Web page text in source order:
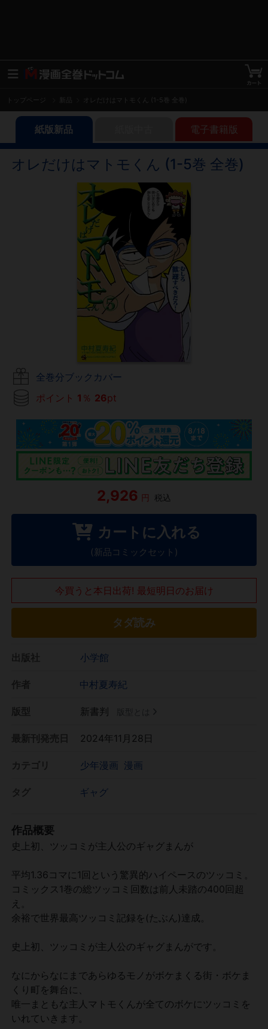
トップページ オレだけはマトモくん (1-5巻 全巻)
紙版新品 電子書籍版
オレだけはマトモくん (1-5巻 全巻)
全巻分ブックカバー
ポイント 1 ％ 26pt
2,926 円 税込
カートに入れる
(新品コミックセット)
今買うと本日出荷! 最短明日のお届け
タダ読み
小学館
中村夏寿紀
新書判
2024年11月28日
少年漫画 漫画
ギャグ
作品概要
史上初、ツッコミが主人公のギャグまんが
平均1.36コマに1回という驚異的ハイペースのツッコミ。
コミックス1巻の総ツッコミ回数は前人未踏の400回超
え。
余裕で世界最高ツッコミ記録を(たぶん)達成。
史上初、ツッコミが主人公のギャグまんがです。
なにからなにまであらゆるモノがボケまくる街・ボケま
くり町を舞台に、
唯一まともな主人マトモくんが全てのボケにツッコミを
いれていきます。